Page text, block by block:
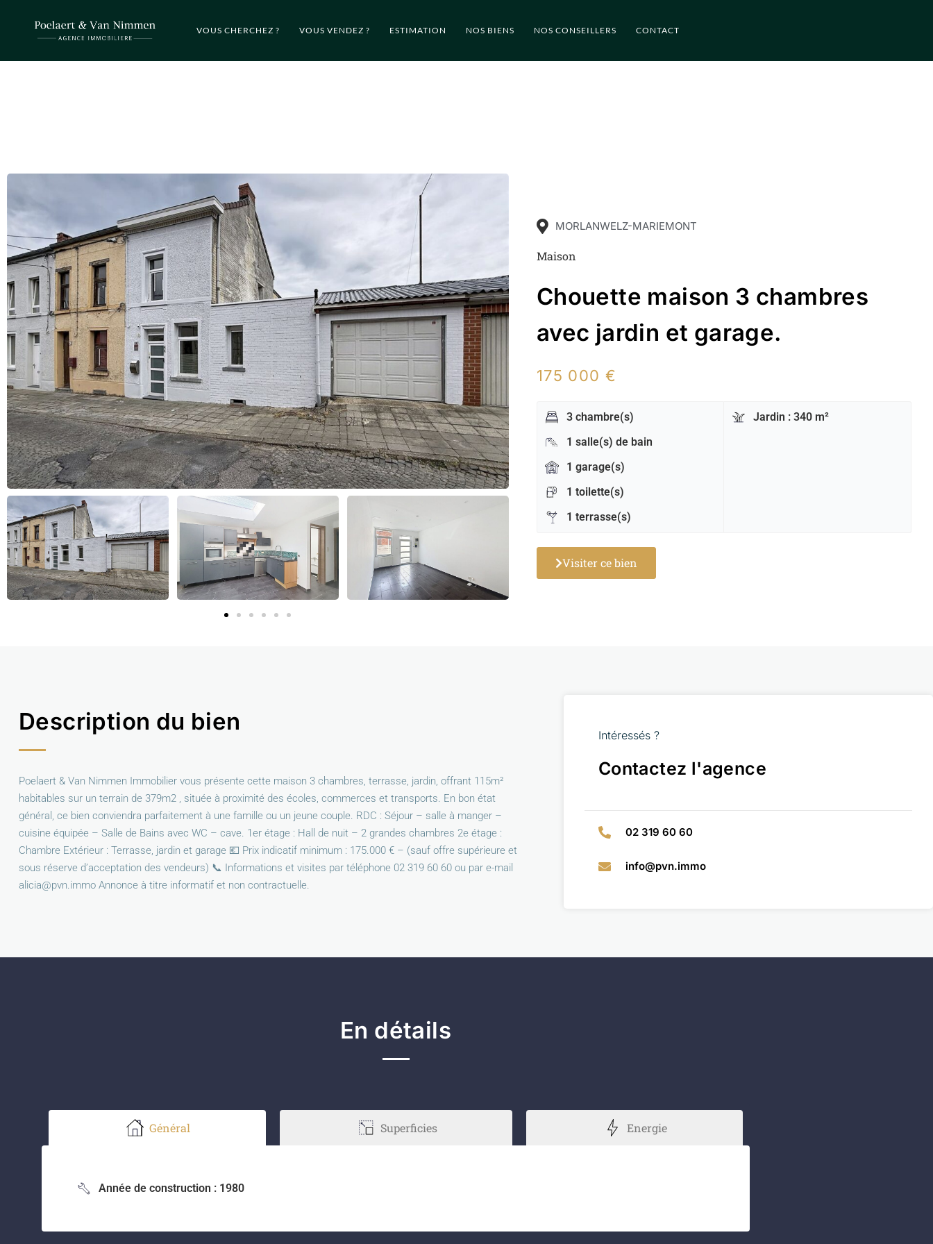
VOUS CHERCHEZ ? VOUS VENDEZ ? ESTIMATION NOS BIENS NOS CONSEILLERS CONTACT
MORLANWELZ-MARIEMONT
Maison
Chouette maison 3 chambres
avec jardin et garage.
175 000 €
3 chambre(s)
1 salle(s) de bain
1 garage(s)
1 toilette(s)
1 terrasse(s)
Jardin : 340 m²
Visiter ce bien
Description du bien
Poelaert & Van Nimmen Immobilier vous présente cette maison 3 chambres, terrasse, jardin, offrant 115m²
habitables sur un terrain de 379m2 , située à proximité des écoles, commerces et transports. En bon état
général, ce bien conviendra parfaitement à une famille ou un jeune couple. RDC : Séjour – salle à manger –
cuisine équipée – Salle de Bains avec WC – cave. 1er étage : Hall de nuit – 2 grandes chambres 2e étage :
Chambre Extérieur : Terrasse, jardin et garage 💶 Prix indicatif minimum : 175.000 € – (sauf offre supérieure et
sous réserve d’acceptation des vendeurs) 📞 Informations et visites par téléphone 02 319 60 60 ou par e-mail
alicia@pvn.immo Annonce à titre informatif et non contractuelle.
Intéressés ?
Contactez l'agence
02 319 60 60
info@pvn.immo
En détails
Général Superficies Energie
Année de construction : 1980